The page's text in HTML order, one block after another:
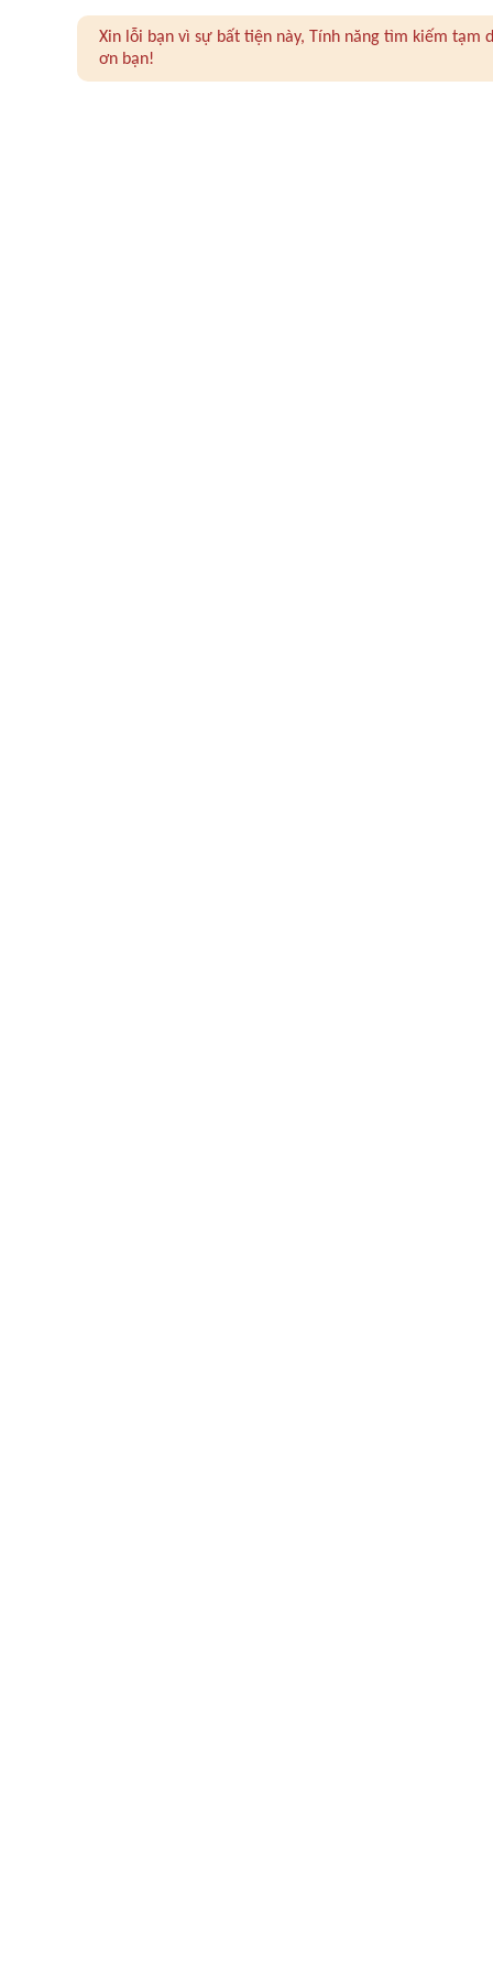
Xin lỗi bạn vì sự bất tiện này, Tính năng tìm kiếm
ơn bạn!